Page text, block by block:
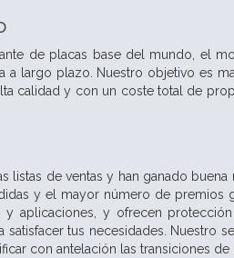
de placas base del mundo, el
a largo plazo. Nuestro objetivo es
calidad y con un coste total de
listas de ventas y han ganado
y el mayor número de premios
y aplicaciones, y ofrecen
tus necesidades. Nuestro
con antelación las transiciones